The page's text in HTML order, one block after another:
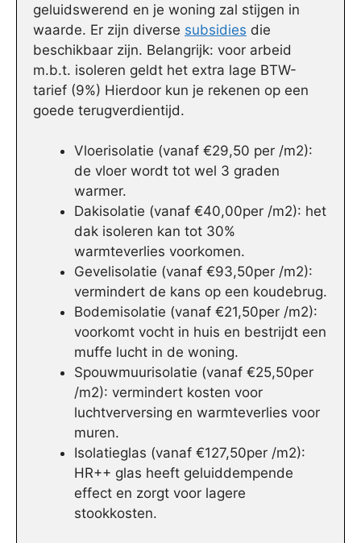
geluidswerend en je woning zal stijgen in
waarde. Er zijn diverse subsidies die
beschikbaar zijn. Belangrijk: voor arbeid
m.b.t. isoleren geldt het extra lage BTW-
tarief (9%) Hierdoor kun je rekenen op een
goede terugverdientijd.
Vloerisolatie (vanaf €29,50 per /m2):
de vloer wordt tot wel 3 graden
warmer.
Dakisolatie (vanaf €40,00per /m2): het
dak isoleren kan tot 30%
warmteverlies voorkomen.
Gevelisolatie (vanaf €93,50per /m2):
vermindert de kans op een koudebrug.
Bodemisolatie (vanaf €21,50per /m2):
voorkomt vocht in huis en bestrijdt een
muffe lucht in de woning.
Spouwmuurisolatie (vanaf €25,50per
/m2): vermindert kosten voor
luchtverversing en warmteverlies voor
muren.
Isolatieglas (vanaf €127,50per /m2):
HR++ glas heeft geluiddempende
effect en zorgt voor lagere
stookkosten.